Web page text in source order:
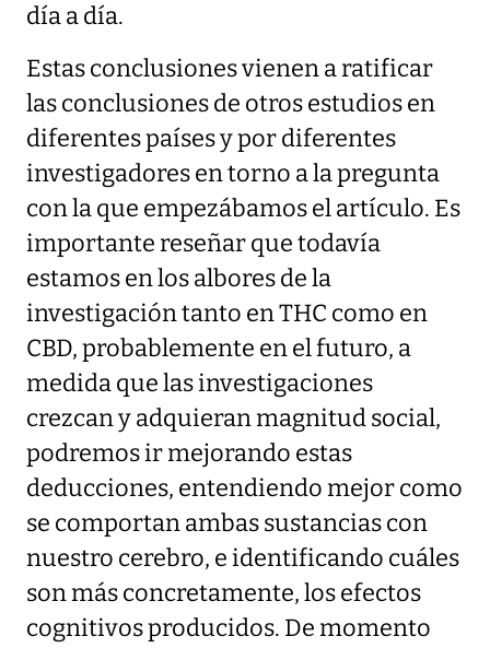
día a día.
Estas conclusiones vienen a ratificar
las conclusiones de otros estudios en
diferentes países y por diferentes
investigadores en torno a la pregunta
con la que empezábamos el artículo. Es
importante reseñar que todavía
estamos en los albores de la
investigación tanto en THC como en
CBD, probablemente en el futuro, a
medida que las investigaciones
crezcan y adquieran magnitud social,
podremos ir mejorando estas
deducciones, entendiendo mejor como
se comportan ambas sustancias con
nuestro cerebro, e identificando cuáles
son más concretamente, los efectos
cognitivos producidos. De momento